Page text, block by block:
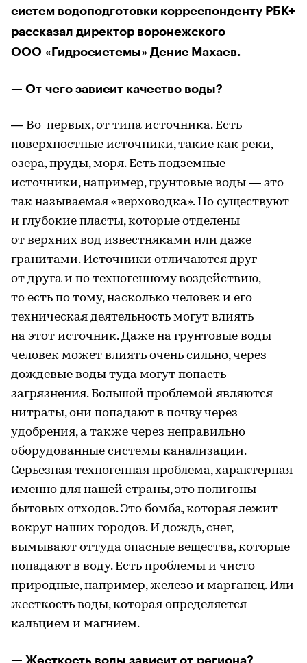
систем водоподготовки корреспонденту РБК+
рассказал директор воронежского
ООО «Гидросистемы» Денис Махаев.
— От чего зависит качество воды?
— Во-первых, от типа источника. Есть
поверхностные источники, такие как реки,
озера, пруды, моря. Есть подземные
источники, например, грунтовые воды — это
так называемая «верховодка». Но существуют
и глубокие пласты, которые отделены
от верхних вод известняками или даже
гранитами. Источники отличаются друг
от друга и по техногенному воздействию,
то есть по тому, насколько человек и его
техническая деятельность могут влиять
на этот источник. Даже на грунтовые воды
человек может влиять очень сильно, через
дождевые воды туда могут попасть
загрязнения. Большой проблемой являются
нитраты, они попадают в почву через
удобрения, а также через неправильно
оборудованные системы канализации.
Серьезная техногенная проблема, характерная
именно для нашей страны, это полигоны
бытовых отходов. Это бомба, которая лежит
вокруг наших городов. И дождь, снег,
вымывают оттуда опасные вещества, которые
попадают в воду. Есть проблемы и чисто
природные, например, железо и марганец. Или
жесткость воды, которая определяется
кальцием и магнием.
— Жесткость воды зависит от региона?